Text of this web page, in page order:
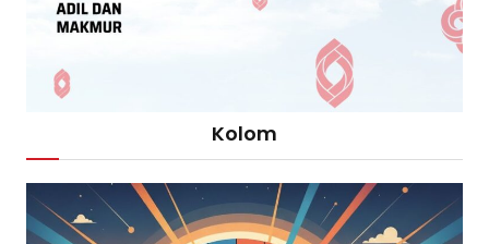
Kolom